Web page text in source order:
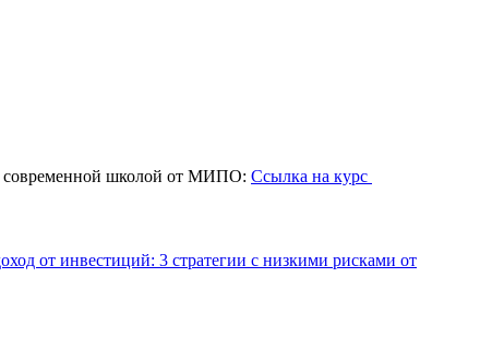
современной школой от МИПО: Ссылка на курс
от инвестиций: 3 стратегии с низкими рисками от